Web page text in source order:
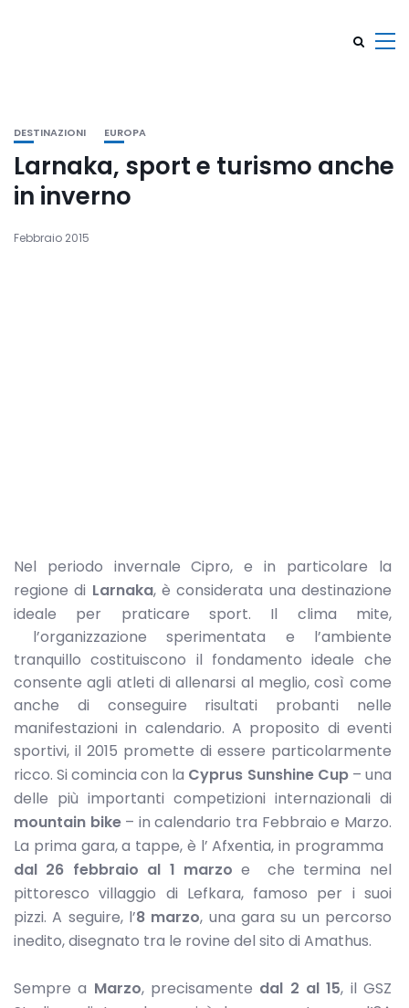
DESTINAZIONI EUROPA
Larnaka, sport e turismo anche
in inverno
Febbraio 2015
Nel periodo invernale Cipro, e in particolare la
regione di Larnaka, è considerata una destinazione
ideale per praticare sport. Il clima mite,
l’organizzazione sperimentata e l’ambiente
tranquillo costituiscono il fondamento ideale che
consente agli atleti di allenarsi al meglio, così come
anche di conseguire risultati probanti nelle
manifestazioni in calendario. A proposito di eventi
sportivi, il 2015 promette di essere particolarmente
ricco. Si comincia con la Cyprus Sunshine Cup– una
delle più importanti competizioni internazionali di
mountain bike– in calendario tra Febbraio e Marzo.
La prima gara, a tappe, è l’ Afxentia, in programma
dal 26 febbraio al 1 marzo e che termina nel
pittoresco villaggio di Lefkara, famoso per i suoi
pizzi. A seguire, l’8 marzo, una gara su un percorso
inedito, disegnato tra le rovine del sito di Amathus.
Sempre a Marzo, precisamente dal 2 al 15, il GSZ